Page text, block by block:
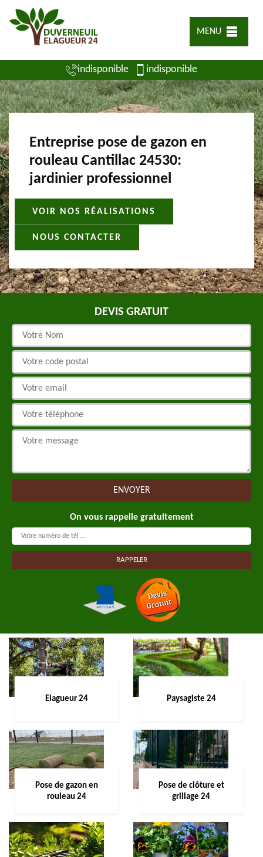
MENU
indisponible indisponible
Entreprise pose de gazon en
rouleau Cantillac 24530:
jardinier professionnel
VOIR NOS RÉALISATIONS
NOUS CONTACTER
DEVIS GRATUIT
On vous rappelle gratuitement
Elagueur 24 Paysagiste 24
Pose de gazon en
rouleau 24
Pose de clôture et
grillage 24